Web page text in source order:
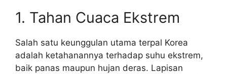
1. Tahan Cuaca Ekstrem
Salah satu keunggulan utama terpal Korea
adalah ketahanannya terhadap suhu ekstrem,
baik panas maupun hujan deras. Lapisan